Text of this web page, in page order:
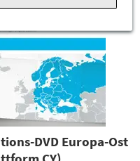
DVD Europa-Ost